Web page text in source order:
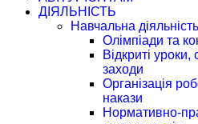
ДІЯЛЬНІСТЬ
Навчальна діяльність
Олімпіади та
Відкриті уроки,
заходи
Організація
накази
Нормативно-